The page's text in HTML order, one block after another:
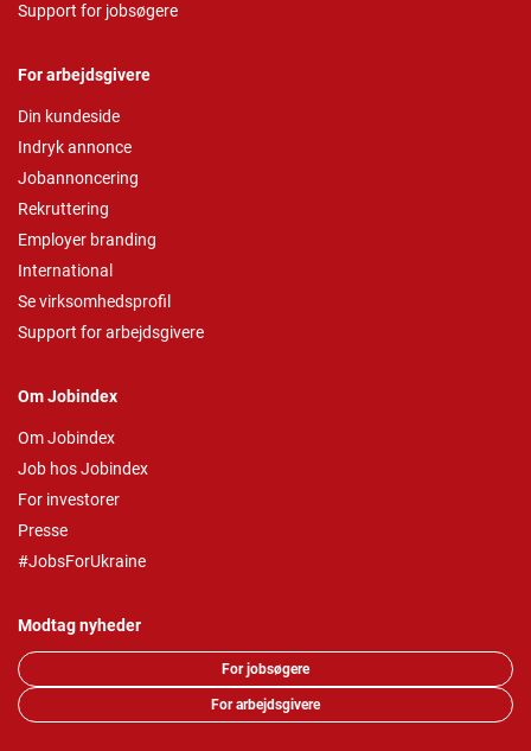
Support for jobsøgere
For arbejdsgivere
Din kundeside
Indryk annonce
Jobannoncering
Rekruttering
Employer branding
International
Se virksomhedsprofil
Support for arbejdsgivere
Om Jobindex
Om Jobindex
Job hos Jobindex
For investorer
Presse
#JobsForUkraine
Modtag nyheder
For jobsøgere
For arbejdsgivere